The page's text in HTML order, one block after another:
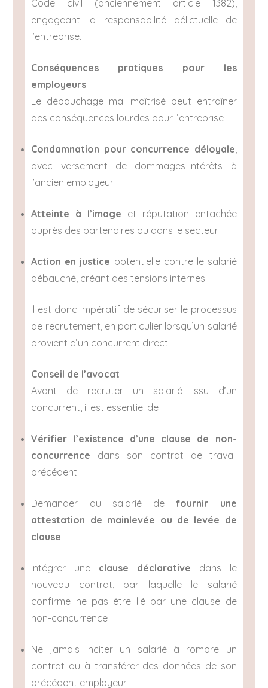
Code civil (anciennement article 1382),
engageant la responsabilité délictuelle de
l’entreprise.
Conséquences pratiques pour les
employeurs
Le débauchage mal maîtrisé peut entraîner
des conséquences lourdes pour l’entreprise :
Condamnation pour concurrence déloyale
avec versement de dommages-intérêts à
l’ancien employeur
Atteinte à l’image et réputation entachée
auprès des partenaires ou dans le secteur
Action en justice potentielle contre le salarié
débauché, créant des tensions internes
Il est donc impératif de sécuriser le processus
de recrutement, en particulier lorsqu’un salarié
provient d’un concurrent direct.
Conseil de l’avocat
Avant de recruter un salarié issu d’un
concurrent, il est essentiel de :
Vérifier l’existence d’une clause de non-
concurrence dans son contrat de travail
précédent
Demander au salarié defournir une
attestation de mainlevée ou de levée de
clause
Intégrer une clause déclarative dans le
nouveau contrat, par laquelle le salarié
confirme ne pas être lié par une clause de
non-concurrence
Ne jamais inciter un salarié à rompre un
contrat ou à transférer des données de son
précédent employeur